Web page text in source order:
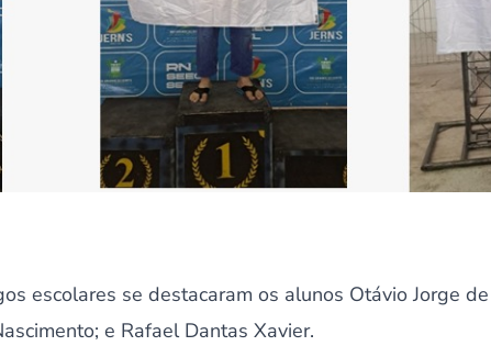
escolares se destacaram os alunos Otávio Jorge
e Rafael Dantas Xavier.